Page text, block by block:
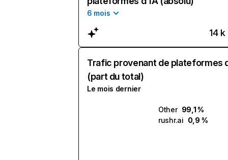
6 mois
14 k
Trafic provenant de plateformes
(part du total)
Le mois dernier
Other 99,1 %
rushr.ai 0,9 %